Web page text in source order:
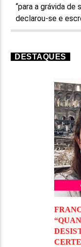
“para a grávida de
declarou-se e
DESTAQUES